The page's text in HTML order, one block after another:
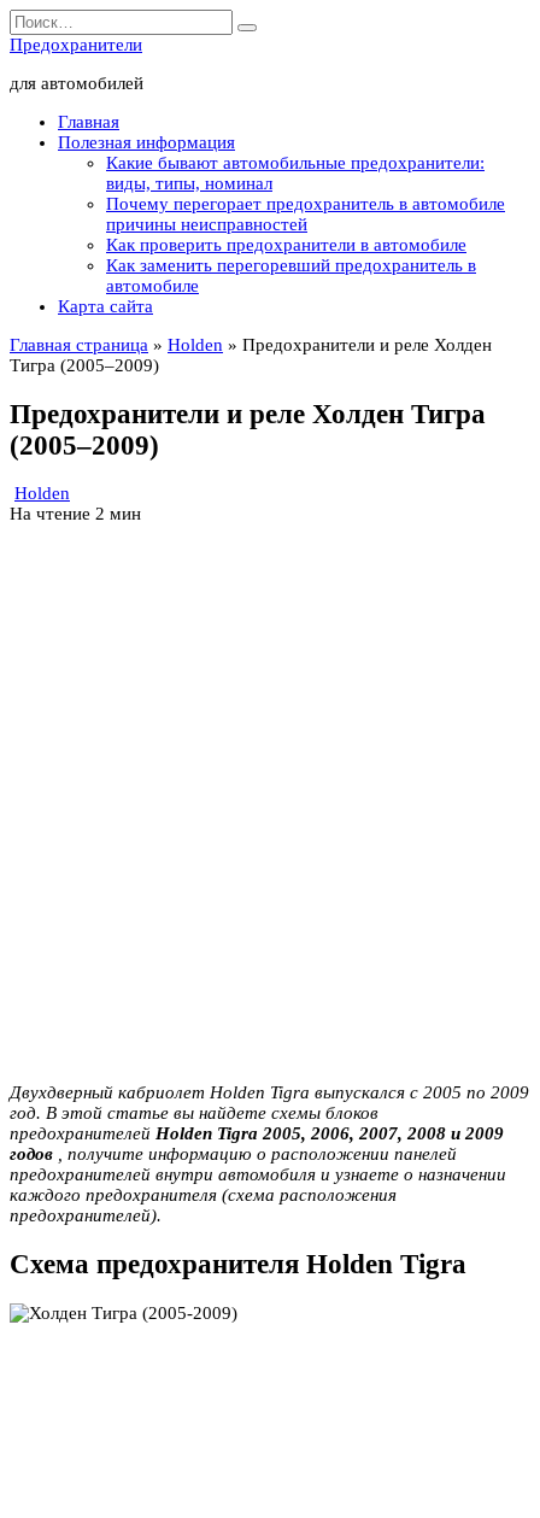
Перейти
к
содержанию
Search
for:
Предохранители
для автомобилей
Главная
Полезная информация
Какие бывают автомобильные предохранители:
виды, типы, номинал
Почему перегорает предохранитель в автомобиле
причины неисправностей
Как проверить предохранители в автомобиле
Как заменить перегоревший предохранитель в
автомобиле
Карта сайта
Главная страница » Holden » Предохранители и реле Холден
Тигра (2005–2009)
Предохранители и реле Холден Тигра
(2005–2009)
Holden
На чтение 2 мин
Двухдверный кабриолет Holden Tigra выпускался с 2005 по 2009
год. В этой статье вы найдете схемы блоков
предохранителей Holden Tigra 2005, 2006, 2007, 2008 и 2009
годов , получите информацию о расположении панелей
предохранителей внутри автомобиля и узнаете о назначении
каждого предохранителя (схема расположения
предохранителей).
Схема предохранителя Holden Tigra